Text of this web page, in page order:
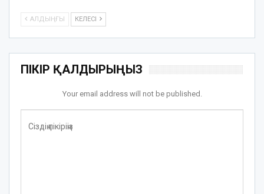
АЛДЫҢҒЫ КЕЛЕСІ
ПІКІР ҚАЛДЫРЫҢЫЗ
Your email address will not be published.